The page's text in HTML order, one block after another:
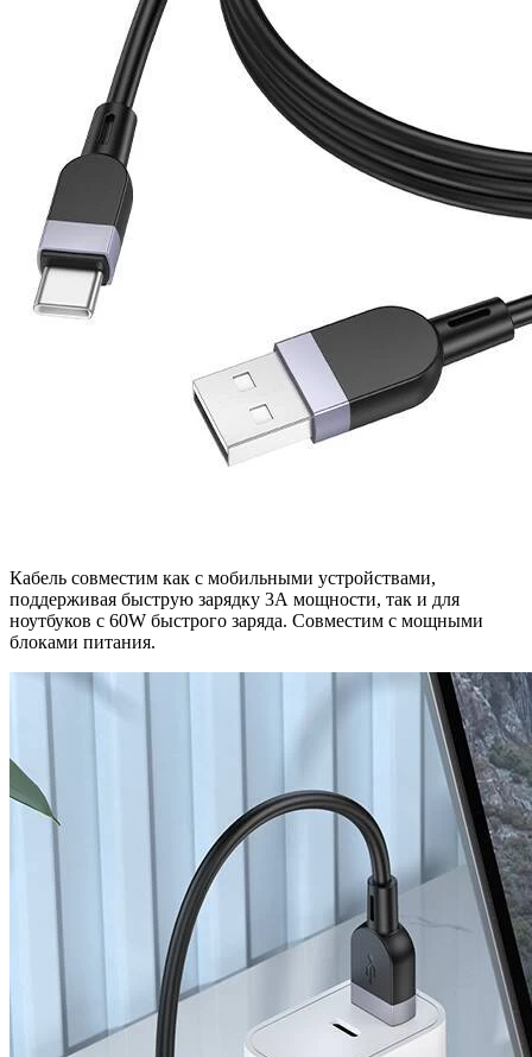
Кабель совместим как с мобильными устройствами,
поддерживая быструю зарядку 3А мощности, так и для
ноутбуков с 60W быстрого заряда. Совместим с мощными
блоками питания.